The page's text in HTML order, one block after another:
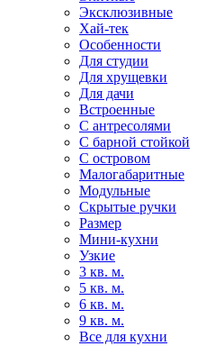
Эксклюзивные
Хай-тек
Особенности
Для студии
Для хрущевки
Для дачи
Встроенные
С антресолями
С барной стойкой
С островом
Малогабаритные
Модульные
Скрытые ручки
Размер
Мини-кухни
Узкие
3 кв. м.
5 кв. м.
6 кв. м.
9 кв. м.
Все для кухни